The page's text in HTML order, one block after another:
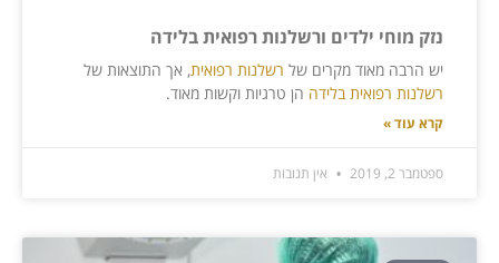
נזק מוחי ילדים ורשלנות רפואית בלידה
יש הרבה מאוד מקרים של רשלנות רפואית, אך התוצאות של
רשלנות רפואית בלידה הן טרגיות וקשות מאוד.
קרא עוד »
ספטמבר 2, 2019 אין תגובות